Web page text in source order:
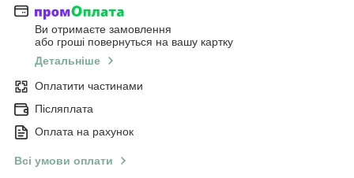
Ви отримаєте замовлення
або гроші повернуться на вашу картку
Детальніше
Оплатити частинами
Післяплата
Оплата на рахунок
Всі умови оплати